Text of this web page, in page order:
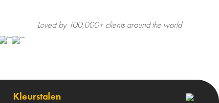
Loved by 100,000+ clients around the world
Kleurstalen